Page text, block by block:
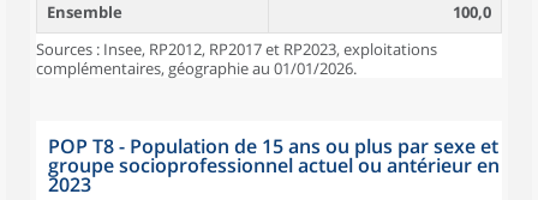
Ensemble
100,0
Sources : Insee, RP2012, RP2017 et RP2023, exploitations
complémentaires, géographie au 01/01/2026.
POP T8 - Population de 15 ans ou plus par sexe et
groupe socioprofessionnel actuel ou antérieur en
2023